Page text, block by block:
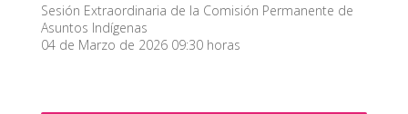
Sesión Extraordinaria de la Comisión Permanente de
Asuntos Indígenas
04 de Marzo de 2026 09:30 horas